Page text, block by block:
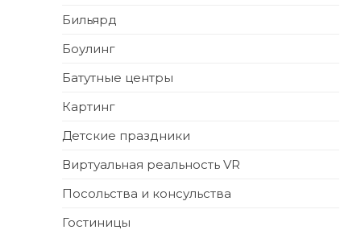
Бильярд
Боулинг
Батутные центры
Картинг
Детские праздники
Виртуальная реальность VR
Посольства и консульства
Гостиницы